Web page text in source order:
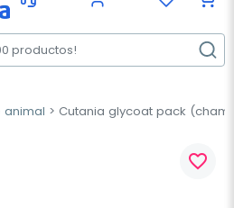
animal Cutania glycoat pack
favorite_border